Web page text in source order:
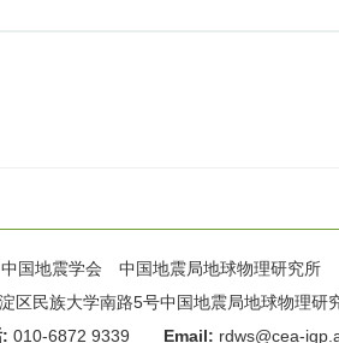
中国地震学会 中国地震局地球物理研究
区民族大学南路5号中国地震局地球物理研
010-6872 9339 Email: rdws@cea-